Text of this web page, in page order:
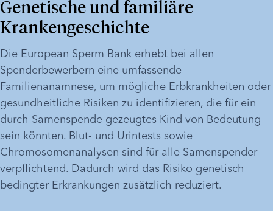
Genetische und familiäre
Krankengeschichte
Die European Sperm Bank erhebt bei allen
Spenderbewerbern eine umfassende
Familienanamnese, um mögliche Erbkrankheiten oder
gesundheitliche Risiken zu identifizieren, die für ein
durch Samenspende gezeugtes Kind von Bedeutung
sein könnten. Blut- und Urintests sowie
Chromosomenanalysen sind für alle Samenspender
verpflichtend. Dadurch wird das Risiko genetisch
bedingter Erkrankungen zusätzlich reduziert.